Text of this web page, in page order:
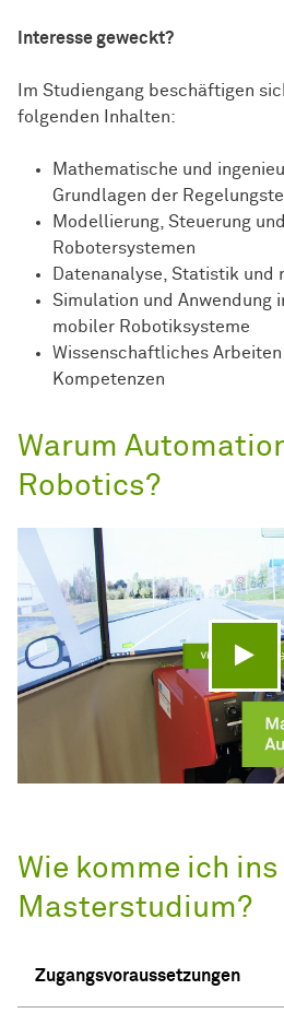
Interesse geweckt?
Im Studiengang beschäftigen
folgenden Inhalten:
Mathematische und
Grundlagen der
Modellierung, Steuerung
Robotersystemen
Datenanalyse, Statistik und
Simulation und Anwendung
mobiler Robotiksysteme
Wissenschaftliches
Kompetenzen
Warum
Robotics?
Wie komme ich ins
Masterstudium?
Zugangsvoraussetzungen